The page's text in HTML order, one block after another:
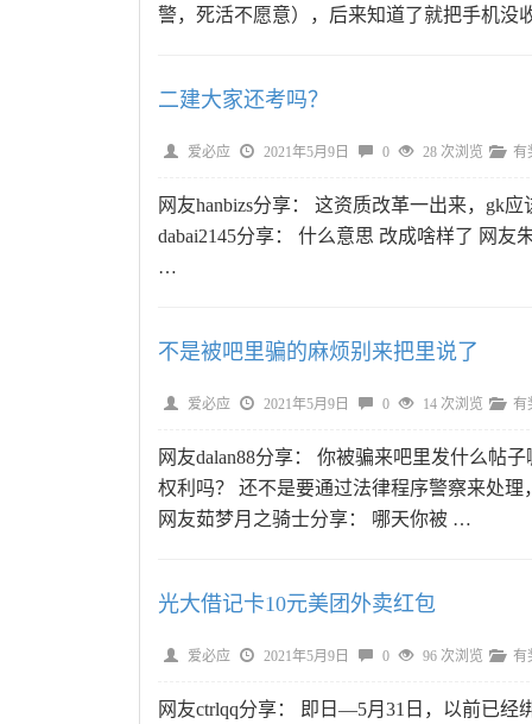
警，死活不愿意），后来知道了就把手机没
二建大家还考吗？
爱必应 2021年5月9日 0 28 次浏览 有
网友hanbizs分享： 这资质改革一出来，gk
dabai2145分享： 什么意思 改成啥样了 网友
…
不是被吧里骗的麻烦别来把里说了
爱必应 2021年5月9日 0 14 次浏览 有
网友dalan88分享： 你被骗来吧里发什么帖
权利吗？ 还不是要通过法律程序警察来处
网友茹梦月之骑士分享： 哪天你被 …
光大借记卡10元美团外卖红包
爱必应 2021年5月9日 0 96 次浏览 有
网友ctrlqq分享： 即日—5月31日，以前已